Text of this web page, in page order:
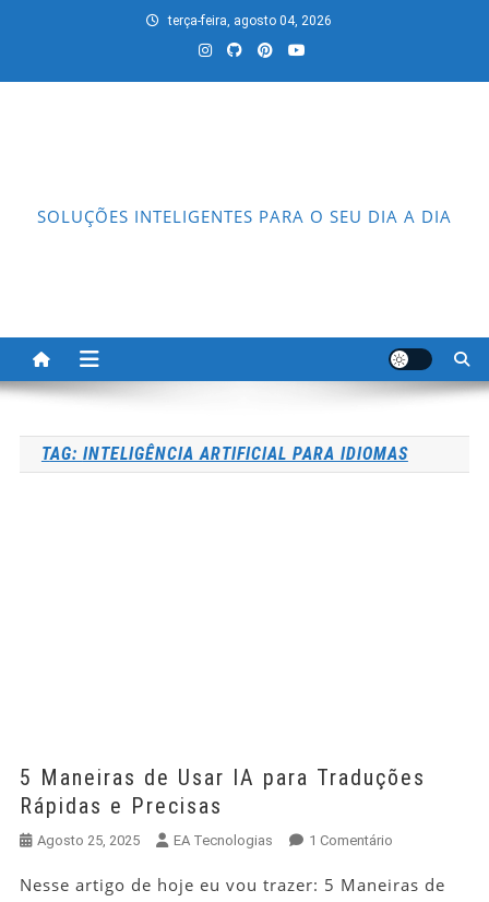
terça-feira, agosto 04, 2026
SOLUÇÕES INTELIGENTES PARA O SEU DIA A DIA
TAG: INTELIGÊNCIA ARTIFICIAL PARA IDIOMAS
5 Maneiras de Usar IA para Traduções
Rápidas e Precisas
Agosto 25, 2025 EA Tecnologias 1 ComentárioEm
Maneiras
Nesse artigo de hoje eu vou trazer: 5 Maneiras de